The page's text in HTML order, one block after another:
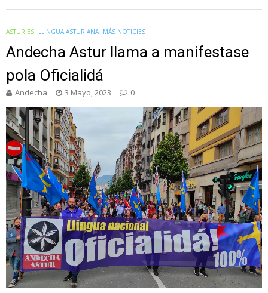
ASTURIES LLINGUA ASTURIANA MÁS NOTICIES
Andecha Astur llama a manifestase
pola Oficialidá
Andecha 3 Mayo, 2023 0